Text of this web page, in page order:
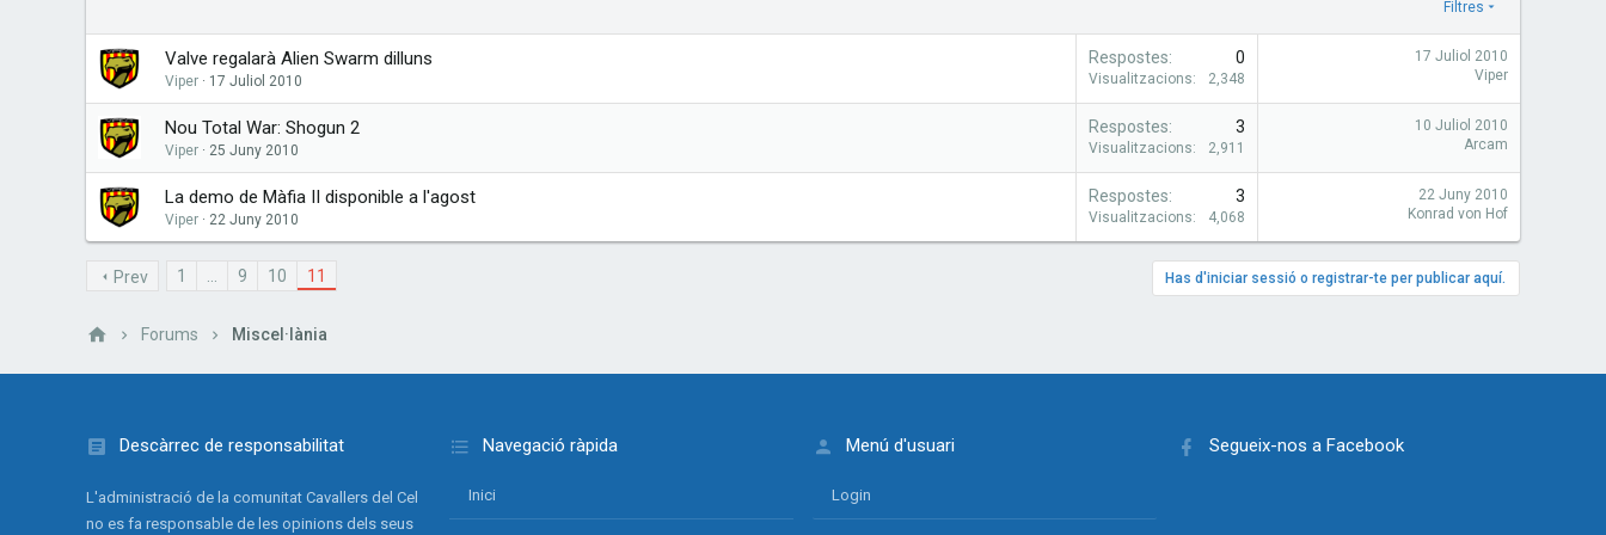
Filtres
Valve regalarà Alien Swarm dilluns
Viper 17 Juliol 2010
Respostes 0
Visualitzacions 2,348
17 Juliol 2010
Viper
Nou Total War: Shogun 2
Viper 25 Juny 2010
Respostes 3
Visualitzacions 2,911
10 Juliol 2010
Arcam
La demo de Màfia II disponible a l'agost
Viper 22 Juny 2010
Respostes 3
Visualitzacions 4,068
22 Juny 2010
Konrad von Hof
Prev 1 ... 9 10 11 Has d'iniciar sessió o registrar-te per publicar aquí.
Forums Miscel·lània
Descàrrec de responsabilitat
L'administració de la comunitat Cavallers del Cel
no es fa responsable de les opinions dels seus
Navegació ràpida
Inici
Menú d'usuari
Login
Segueix-nos a Facebook